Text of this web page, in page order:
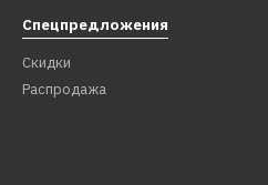
Спецпредложения
Скидки
Распродажа